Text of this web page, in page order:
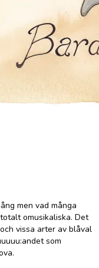
men vad många
omusikaliska. Det
vissa arter av blåval
som